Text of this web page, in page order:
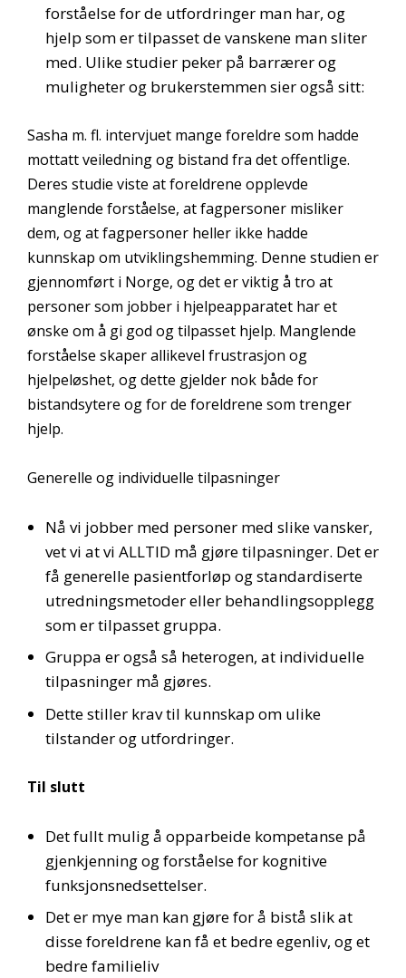
forståelse for de utfordringer man har, og
hjelp som er tilpasset de vanskene man sliter
med. Ulike studier peker på barrærer og
muligheter og brukerstemmen sier også sitt:
Sasha m. fl. intervjuet mange foreldre som hadde
mottatt veiledning og bistand fra det offentlige.
Deres studie viste at foreldrene opplevde
manglende forståelse, at fagpersoner misliker
dem, og at fagpersoner heller ikke hadde
kunnskap om utviklingshemming. Denne studien er
gjennomført i Norge, og det er viktig å tro at
personer som jobber i hjelpeapparatet har et
ønske om å gi god og tilpasset hjelp. Manglende
forståelse skaper allikevel frustrasjon og
hjelpeløshet, og dette gjelder nok både for
bistandsytere og for de foreldrene som trenger
hjelp.
Generelle og individuelle tilpasninger
Nå vi jobber med personer med slike vansker,
vet vi at vi ALLTID må gjøre tilpasninger. Det er
få generelle pasientforløp og standardiserte
utredningsmetoder eller behandlingsopplegg
som er tilpasset gruppa.
Gruppa er også så heterogen, at individuelle
tilpasninger må gjøres.
Dette stiller krav til kunnskap om ulike
tilstander og utfordringer.
Til slutt
Det fullt mulig å opparbeide kompetanse på
gjenkjenning og forståelse for kognitive
funksjonsnedsettelser.
Det er mye man kan gjøre for å bistå slik at
disse foreldrene kan få et bedre egenliv, og et
bedre familieliv